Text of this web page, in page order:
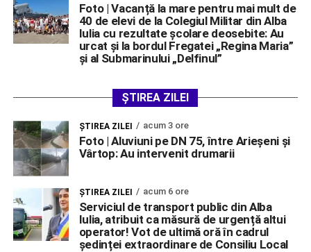
Foto | Vacanță la mare pentru mai mult de
40 de elevi de la Colegiul Militar din Alba
Iulia cu rezultate școlare deosebite: Au
urcat și la bordul Fregatei „Regina Maria”
și al Submarinului „Delfinul”
ȘTIREA ZILEI
ŞTIREA ZILEI acum 3 ore
Foto | Aluviuni pe DN 75, între Arieșeni și
Vârtop: Au intervenit drumarii
ŞTIREA ZILEI acum 6 ore
Serviciul de transport public din Alba
Iulia, atribuit ca măsură de urgență altui
operator! Vot de ultimă oră în cadrul
ședinței extraordinare de Consiliu Local